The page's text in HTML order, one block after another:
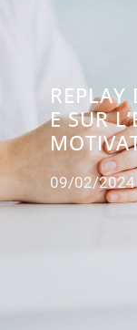
E SUR
09/02/2024